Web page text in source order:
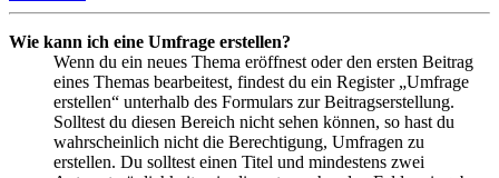
Wie kann ich eine Umfrage erstellen?
Wenn du ein neues Thema eröffnest oder den ersten Beitrag
eines Themas bearbeitest, findest du ein Register „Umfrage
erstellen“ unterhalb des Formulars zur Beitragserstellung.
Solltest du diesen Bereich nicht sehen können, so hast du
wahrscheinlich nicht die Berechtigung, Umfragen zu
erstellen. Du solltest einen Titel und mindestens zwei